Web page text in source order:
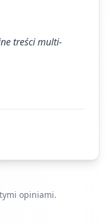
treści multi-
opiniami.